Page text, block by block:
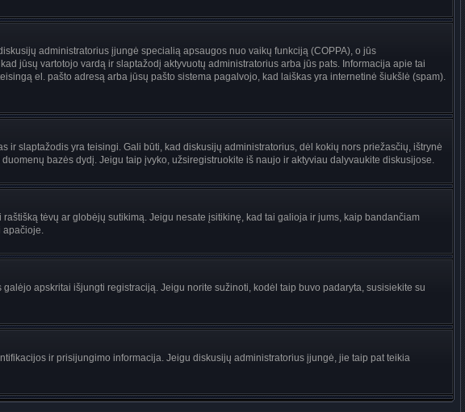
administratorius įjungė specialią apsaugos nuo vaikų funkciją (COPPA), o jūs
jūsų vartotojo vardą ir slaptažodį aktyvuotų administratorius arba jūs pats. Informacija apie tai
el. pašto adresą arba jūsų pašto sistema pagalvojo, kad laiškas yra internetinė šiukšlė (spam).
slaptažodis yra teisingi. Gali būti, kad diskusijų administratorius, dėl kokių nors priežasčių, ištrynė
bazės dydį. Jeigu taip įvyko, užsiregistruokite iš naujo ir aktyviau dalyvaukite diskusijose.
tėvų ar globėjų sutikimą. Jeigu nesate įsitikinę, kad tai galioja ir jums, kaip bandančiam
apačioje.
apskritai išjungti registraciją. Jeigu norite sužinoti, kodėl taip buvo padaryta, susisiekite su
ir prisijungimo informacija. Jeigu diskusijų administratorius įjungė, jie taip pat teikia